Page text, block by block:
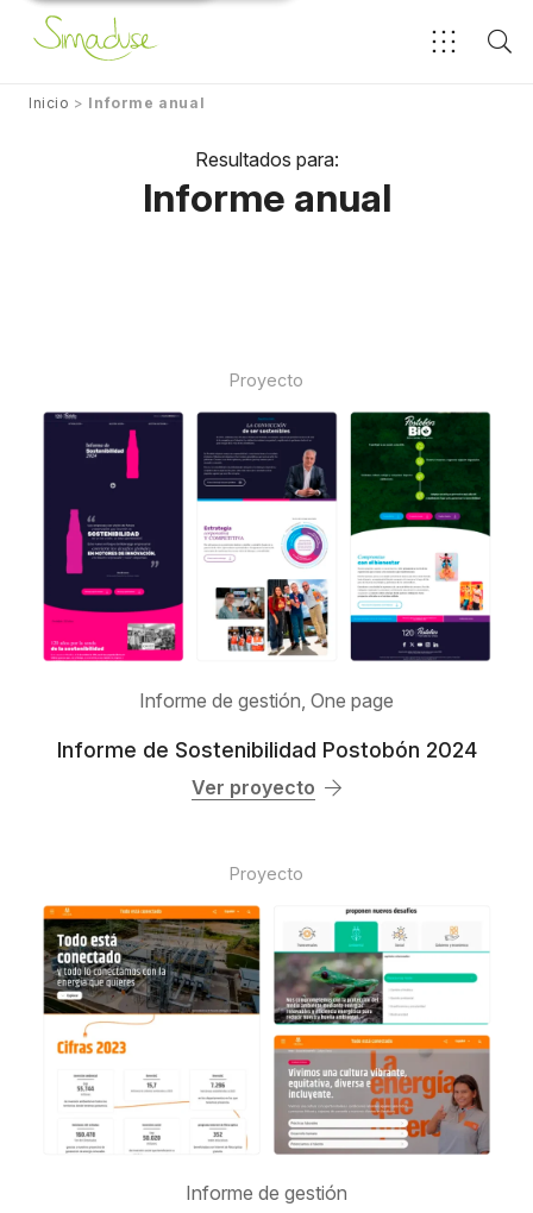
Inicio > Informe anual
Resultados para:
Informe anual
Proyecto
Informe de gestión One page
Informe de Sostenibilidad Postobón 2024
Ver proyecto
Proyecto
Informe de gestión